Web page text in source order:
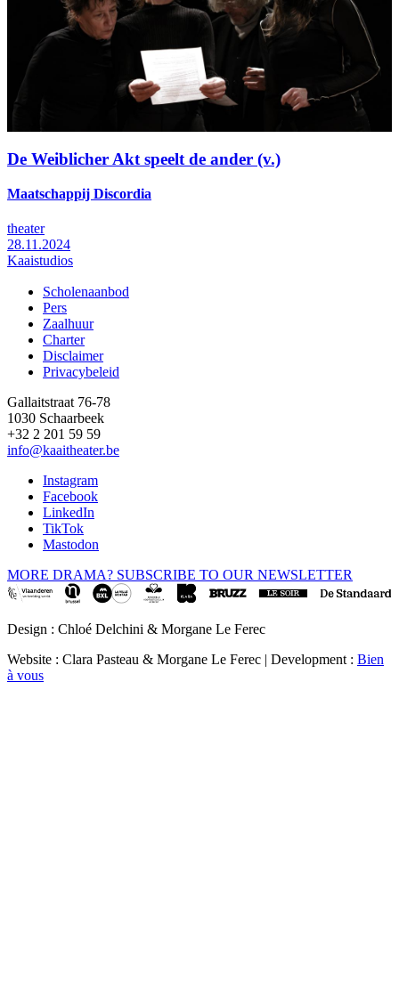
De Weiblicher Akt speelt de ander (v.)
Maatschappij Discordia
theater
28.11.2024
Kaaistudios
Footer
Scholenaanbod
Pers
Zaalhuur
Charter
Disclaimer
Privacybeleid
Gallaitstraat 76-78
1030 Schaarbeek
+32 2 201 59 59
info@kaaitheater.be
Instagram
Facebook
LinkedIn
TikTok
Mastodon
MORE DRAMA? SUBSCRIBE TO OUR NEWSLETTER
Design : Chloé Delchini & Morgane Le Ferec
Website : Clara Pasteau & Morgane Le Ferec | Development : Bien
à vous